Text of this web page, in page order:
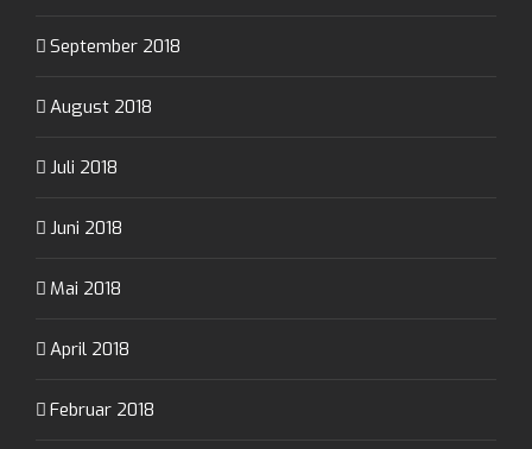
September 2018
August 2018
Juli 2018
Juni 2018
Mai 2018
April 2018
Februar 2018